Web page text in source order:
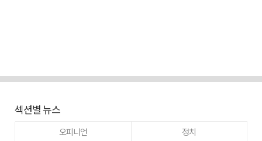
섹션별 뉴스
오피니언
정치